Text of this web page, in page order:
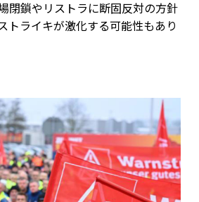
閉鎖やリストラに断固反対の方針
トライキが激化する可能性もあり